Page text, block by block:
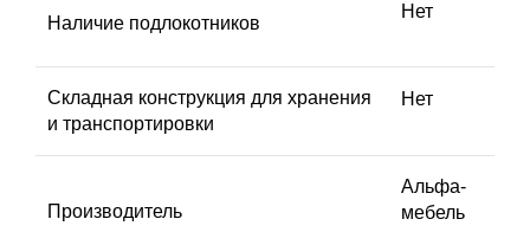
Наличие подлокотников
Нет
Складная конструкция для хранения
и транспортировки
Нет
Производитель
Альфа-
мебель